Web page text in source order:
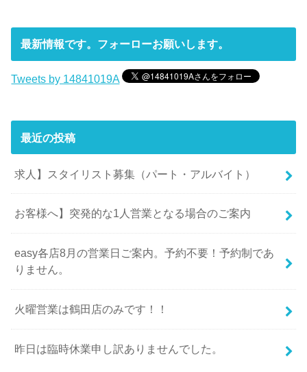
最新情報です。フォーローお願いします。
Tweets by 14841019A
最近の投稿
求人】スタイリスト募集（パート・アルバイト）
お客様へ】突発的な1人営業となる場合のご案内
easy各店8月の営業日ご案内。予約不要！予約制であ
りません。
火曜営業は鶴田店のみです！！
昨日は臨時休業申し訳ありませんでした。